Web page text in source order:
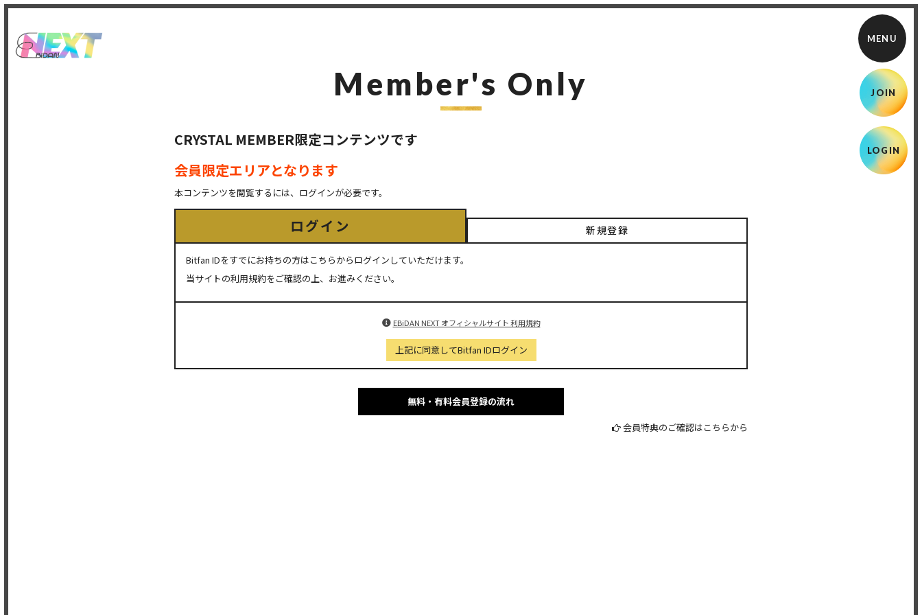
JOIN
LOGIN
Member's Only
CRYSTAL MEMBER限定コンテンツです
会員限定エリアとなります
本コンテンツを閲覧するには、ログインが必要です。
ログイン 新規登録
Bitfan IDをすでにお持ちの方はこちらからログインしていただけます。
当サイトの利用規約をご確認の上、お進みください。
EBiDAN NEXT オフィシャルサイト 利用規約
上記に同意してBitfan IDログイン
無料・有料会員登録の流れ
会員特典のご確認はこちらから